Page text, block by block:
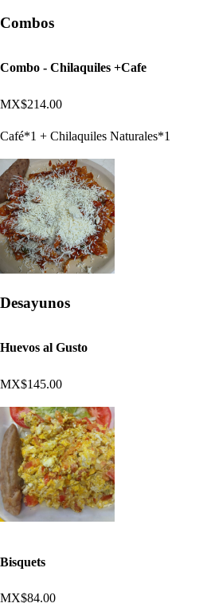
Combos
Combo - Chilaquiles +Cafe
MX$214.00
Café*1 + Chilaquiles Naturales*1
Desayunos
Huevos al Gusto
MX$145.00
Bisquets
MX$84.00